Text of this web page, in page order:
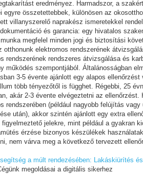
a múlt rendezésében: Lakáskiürítés
megoldásai a digitális sikerhez